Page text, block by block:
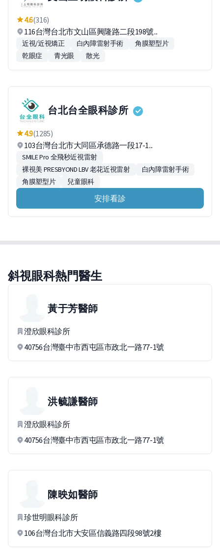
4.6(316)
116台灣台北市文山區興隆路二段198號...
近視/近視矯正 白內障雷射手術
角膜塑型片
乾眼症
青光眼 散光
台北台全眼科診所
4.9(1285)
103台灣台北市大同區承德路一段17-1...
SMILE Pro 全飛秒近視雷射
裸視美 PRESBYOND LBV 老花近視雷射
白內障雷射手術
角膜塑型片
兒童眼科
安排看診
斜視眼科熱門醫生
黃于芳醫師
澄欣眼科診所
40756台灣臺中市西屯區市政北一路77-1號
洪毓謙醫師
澄欣眼科診所
40756台灣臺中市西屯區市政北一路77-1號
陳映如醫師
珍世明眼科診所
106台灣台北市大安區信義路四段98號2樓